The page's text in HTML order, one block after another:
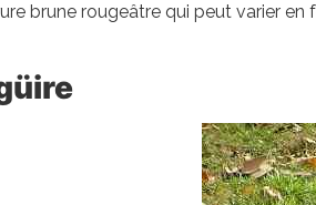
brune rougeâtre qui peut varier